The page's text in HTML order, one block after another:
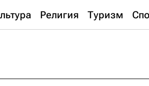
Религия Туризм